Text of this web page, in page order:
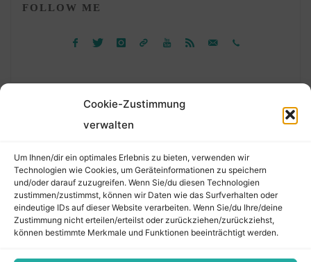
Cookie-Zustimmung
verwalten
Um Ihnen/dir ein optimales Erlebnis zu bieten, verwenden wir
Technologien wie Cookies, um Geräteinformationen zu speichern
und/oder darauf zuzugreifen. Wenn Sie/du diesen Technologien
zustimmen/zustimmst, können wir Daten wie das Surfverhalten oder
eindeutige IDs auf dieser Website verarbeiten. Wenn Sie/du Ihre/deine
Zustimmung nicht erteilen/erteilst oder zurückziehen/zurückziehst,
können bestimmte Merkmale und Funktionen beeinträchtigt werden.
FOLLOW ME
nach:
©2026 Der Transkribierer